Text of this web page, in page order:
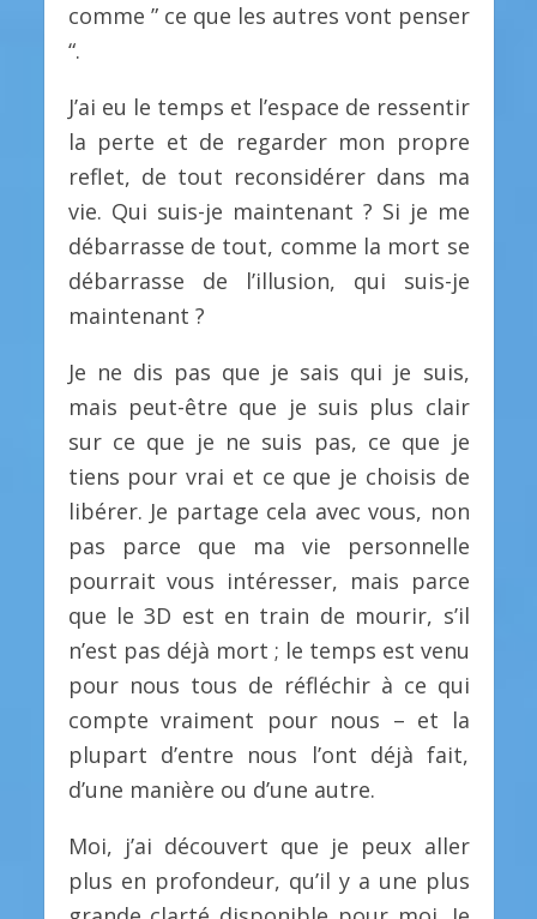
comme ” ce que les autres vont penser
“.
J’ai eu le temps et l’espace de ressentir
la perte et de regarder mon propre
reflet, de tout reconsidérer dans ma
vie. Qui suis-je maintenant ? Si je me
débarrasse de tout, comme la mort se
débarrasse de l’illusion, qui suis-je
maintenant ?
Je ne dis pas que je sais qui je suis,
mais peut-être que je suis plus clair
sur ce que je ne suis pas, ce que je
tiens pour vrai et ce que je choisis de
libérer. Je partage cela avec vous, non
pas parce que ma vie personnelle
pourrait vous intéresser, mais parce
que le 3D est en train de mourir, s’il
n’est pas déjà mort ; le temps est venu
pour nous tous de réfléchir à ce qui
compte vraiment pour nous – et la
plupart d’entre nous l’ont déjà fait,
d’une manière ou d’une autre.
Moi, j’ai découvert que je peux aller
plus en profondeur, qu’il y a une plus